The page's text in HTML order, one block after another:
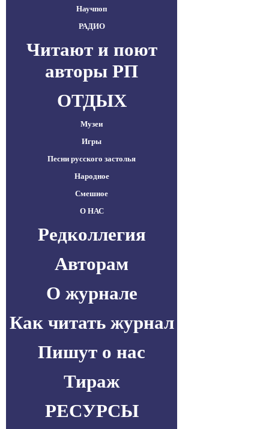
Научпоп
РАДИО
Читают и поют
авторы РП
ОТДЫХ
Музеи
Игры
Песни русского застолья
Народное
Смешное
О НАС
Редколлегия
Авторам
О журнале
Как читать журнал
Пишут о нас
Тираж
РЕСУРСЫ